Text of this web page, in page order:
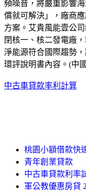
頻噪音，將嚴重影響
償就可解決」，廠商
方案。艾貴風能壹公
閉核一、核二發電廠
淨能源符合國際趨勢
環評說明書內容。(中
中古車貸款率利計算
桃園小額借款快
青年創業貸款
中古車貸款利率
軍公教優惠房貸